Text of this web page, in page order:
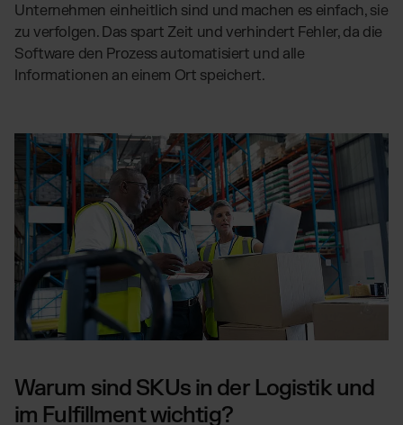
Unternehmen einheitlich sind und machen es einfach, sie
zu verfolgen. Das spart Zeit und verhindert Fehler, da die
Software den Prozess automatisiert und alle
Informationen an einem Ort speichert.
Warum sind SKUs in der Logistik und
im Fulfillment wichtig?